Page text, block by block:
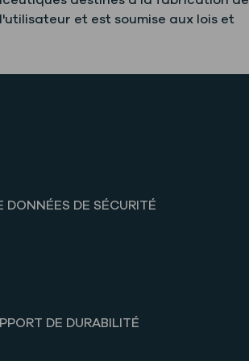
et est soumise aux lois et
DONNÉES DE SÉCURITÉ
DE DURABILITÉ